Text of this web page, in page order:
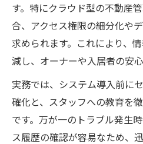
す。特にクラウド型の不動産
合、アクセス権限の細分化や
求められます。これにより、
減し、オーナーや入居者の安
実務では、システム導入前に
確化と、スタッフへの教育を
です。万が一のトラブル発生
ス履歴の確認が容易なため、